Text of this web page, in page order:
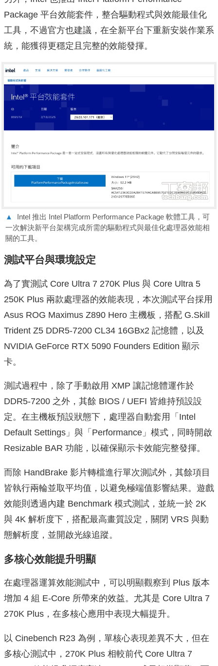
Package 平台效能套件，整合驅動程式與效能最佳化
工具，不過官方也建議，在全新平台下重新安裝作業系
統，能獲得更穩定且完整的效能發揮。
▲
Intel 推出 Intel Platform Performance Package 軟體工具，可
一次解決新平台架構完成所需的驅動程式與最佳化處理器效能相
關的工具。
測試平台與環境設定
為了實測試 Core Ultra 7 270K Plus 與 Core Ultra 5
250K Plus 兩款處理器的效能表現，本次測試平台採用
Asus ROG Maximus Z890 Hero 主機板，搭配 G.Skill
Trident Z5 DDR5-7200 CL34 16GBx2 記憶體，以及
NVIDIA GeForce RTX 5090 Founders Edition 顯示
卡。
測試過程中，除了手動啟用 XMP 讓記憶體運作於
DDR5-7200 之外，其餘 BIOS / UEFI 皆維持預設設
定。在主機板預設狀態下，處理器自動套用「Intel
Default Settings」與「Performance」模式，同時開啟
Resizable BAR 功能，以確保顯示卡效能完整發揮。
而除 HandBrake 影片轉檔進行單次測試外，其餘項目
皆執行兩輪並取平均值，以避免極端值影響結果。遊戲
效能則透過內建 Benchmark 模式測試，並統一於 2K
與 4K 解析度下，搭配最高畫質設定，關閉 VRS 與動
態解析度，並開啟光線追蹤。
多核心效能提升明顯
在處理器運算效能測試中，可以明顯觀察到 Plus 版本
增加 4 組 E-Core 所帶來的效益。尤其是 Core Ultra 7
270K Plus，在多核心應用中表現大幅提升。
以 Cinebench R23 為例，單核心表現差異不大，但在
多核心測試中，270K Plus 相較前代 Core Ultra 7